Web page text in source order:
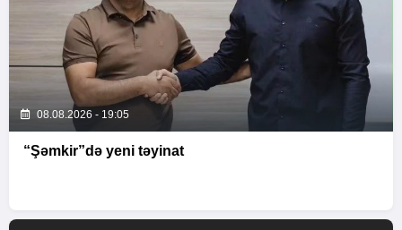
08.08.2026 - 19:05
“Şəmkir”də yeni təyinat